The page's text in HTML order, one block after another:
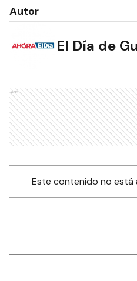
Autor
El Día de
Ads
Este contenido no